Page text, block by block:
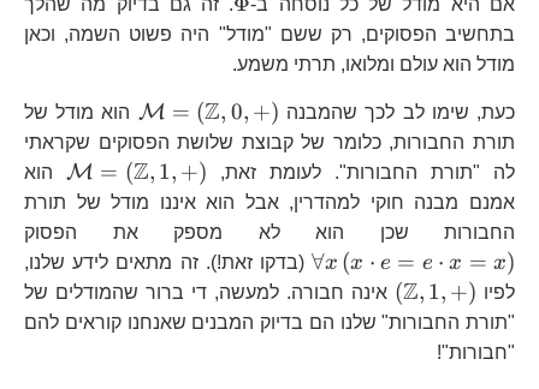
אם היא מודל של כל נוסחה ב-
. זה גם בדיוק מה שהלך
בתחשיב הפסוקים, רק ששם "מודל" היה פשוט השמה, וכאן
מודל הוא עולם ומלואו, תרתי משמע.
כעת, שימו לב לכך שהמבנה M = (Z, 0, +)
הוא מודל של
תורת החבורות, כלומר של קבוצת שלושת הפסוקים שקראתי
לה "תורת החבורות". לעומת זאת,
M = (Z, 1, +)
הוא
אמנם מבנה חוקי למהדרין, אבל הוא איננו מודל של תורת
החבורות שכן הוא לא מספק את הפסוק
∀x (x ⋅ e = e ⋅ x = x)
(בדקו זאת!). זה מתאים לידע שלנו,
לפיו
\left(\mathbb{Z},1,+\right)
(Z, 1, +)
אינה חבורה. למעשה, די ברור שהמודלים של
"תורת החבורות" שלנו הם בדיוק המבנים שאנחנו קוראים להם
"חבורות"!